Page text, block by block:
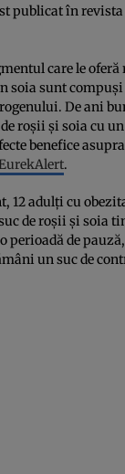
publicat în revista
care le
soia sunt
De ani
roșii și soia cu
benefice
.
12 adulți cu
de roșii și soia
perioadă de
un suc de